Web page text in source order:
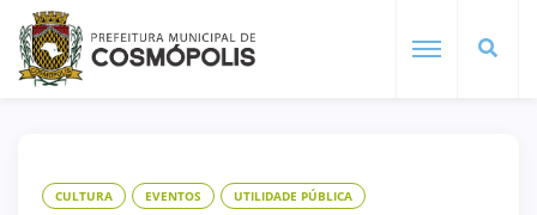
CULTURA EVENTOS UTILIDADE PÚBLICA